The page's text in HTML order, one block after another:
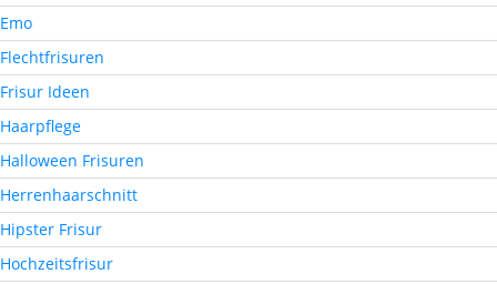
Emo
Flechtfrisuren
Frisur Ideen
Haarpflege
Halloween Frisuren
Herrenhaarschnitt
Hipster Frisur
Hochzeitsfrisur